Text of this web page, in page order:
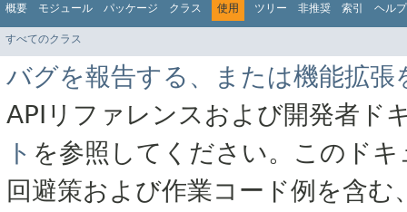
概要 モジュール パッケージ クラス 使用 ツリー 非推奨 索引 ヘルプ
すべてのクラス
バグを報告する、または機能拡張
APIリファレンスおよび開発者ド
ト を参照してください。このド
回避策および作業コード例を含